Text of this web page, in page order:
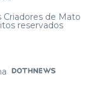
Criadores de Mato
reservados